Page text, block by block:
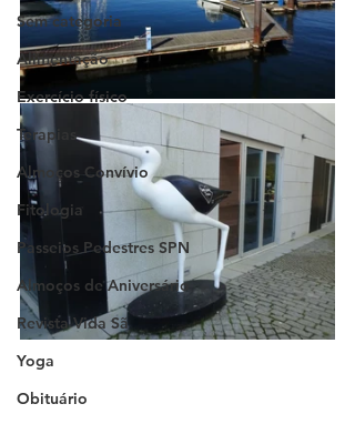
Sem categoria
Alimentação
Exercício físico
Terapias
Almoços Convívio
Fitologia
Passeios Pedestres SPN
Almoços de Aniversário
Revista Vida Sã
Yoga
Obituário